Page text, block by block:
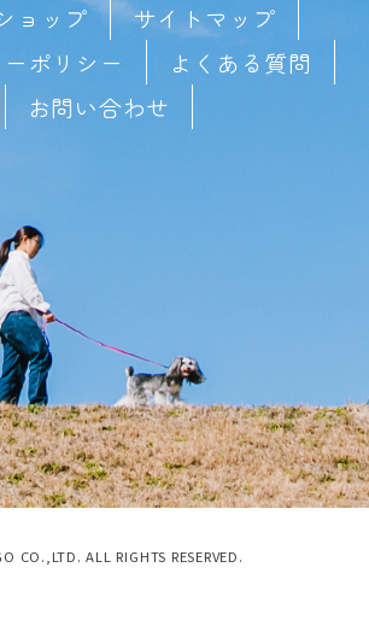
ョップ
サイトマップ
ポリシー
よくある質問
お問い合わせ
CO.,LTD. ALL RIGHTS RESERVED.